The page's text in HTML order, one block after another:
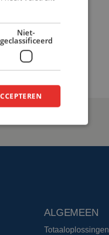
ALGEMEEN
Totaaloplossingen
Niet-
geclassificeerd